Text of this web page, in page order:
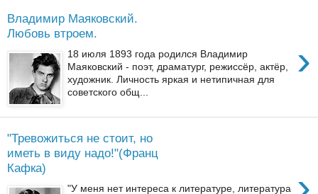
Владимир Маяковский.
Любовь втроем.
›
18 июля 1893 года родился Владимир
Маяковский - поэт, драматург, режиссёр, актёр,
художник. Личность яркая и нетипичная для
советского общ...
"Тревожиться не стоит, но
иметь в виду надо!"(Франц
Кафка)
"У меня нет интереса к литературе, литература